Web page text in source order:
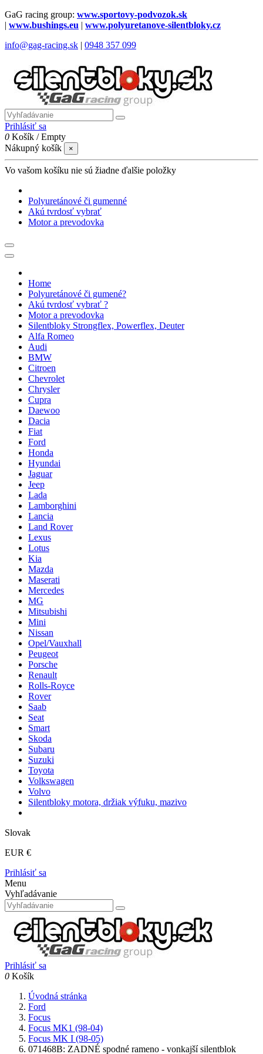
GaG racing group: www.sportovy-podvozok.sk
| www.bushings.eu | www.polyuretanove-silentbloky.cz
info@gag-racing.sk | 0948 357 099
Prihlásiť sa
0 Košík /Empty
Nákupný košík
×
Vo vašom košíku nie sú žiadne ďalšie položky
Polyuretánové či gumenné
Akú tvrdosť vybrať
Motor a prevodovka
Home
Polyuretánové či gumené?
Akú tvrdosť vybrať ?
Motor a prevodovka
Silentbloky Strongflex, Powerflex, Deuter
Alfa Romeo
Audi
BMW
Citroen
Chevrolet
Chrysler
Cupra
Daewoo
Dacia
Fiat
Ford
Honda
Hyundai
Jaguar
Jeep
Lada
Lamborghini
Lancia
Land Rover
Lexus
Lotus
Kia
Mazda
Maserati
Mercedes
MG
Mitsubishi
Mini
Nissan
Opel/Vauxhall
Peugeot
Porsche
Renault
Rolls-Royce
Rover
Saab
Seat
Smart
Skoda
Subaru
Suzuki
Toyota
Volkswagen
Volvo
Silentbloky motora, držiak výfuku, mazivo
Slovak
EUR €
Prihlásiť sa
Menu
Vyhľadávanie
Prihlásiť sa
0 Košík
Úvodná stránka
Ford
Focus
Focus MK1 (98-04)
Focus MK I (98-05)
071468B: ZADNÉ spodné rameno - vonkajší silentblok